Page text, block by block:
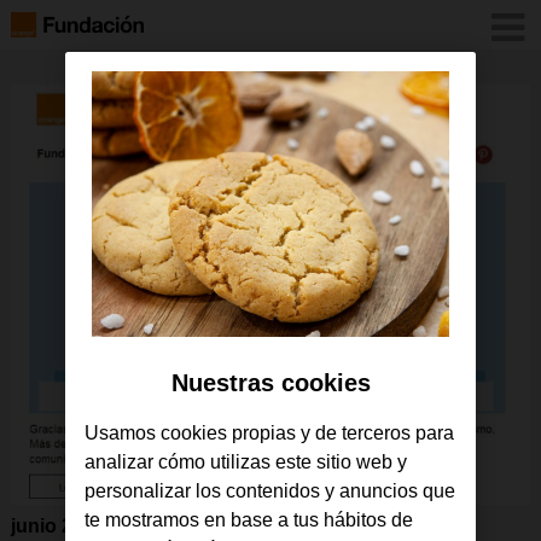
junio 2015
Nuestras cookies
Usamos cookies propias y de terceros para
analizar cómo utilizas este sitio web y
personalizar los contenidos y anuncios que
te mostramos en base a tus hábitos de